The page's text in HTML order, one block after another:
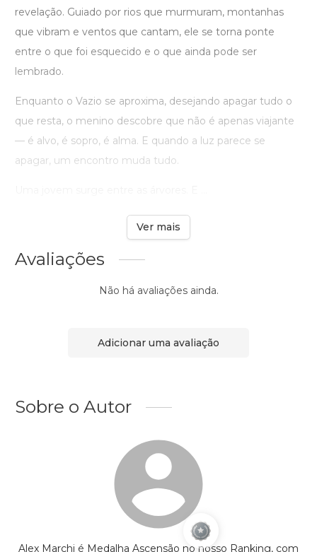
revelação. Guiado por rios que murmuram, montanhas
que vibram e ventos que cantam, ele se torna ponte
entre o que foi esquecido e o que ainda pode ser
lembrado.
Enquanto o Vazio se aproxima, desejando apagar tudo o
que resta, o menino descobre que não é apenas viajante
— é alvo, é sopro, é alma. E quando a luz parece se
apagar, um encontro muda tudo.
Ver mais
Avaliações
Não há avaliações ainda.
Adicionar uma avaliação
Sobre o Autor
Alex Marchi é Medalha Ascensão no nosso Ranking, com